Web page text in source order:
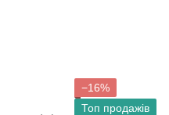
−16%
Топ продажів